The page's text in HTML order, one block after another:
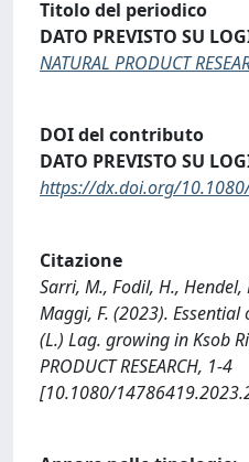
Titolo del periodico
DATO PREVISTO SU
NATURAL PRODUCT
DOI del contributo
DATO PREVISTO SU
https://dx.doi.org/
Citazione
Sarri, M., Fodil, H.,
Maggi, F. (2023).
(L.) Lag. growing in Ksob
PRODUCT RESEARCH, 1-4
[10.1080/